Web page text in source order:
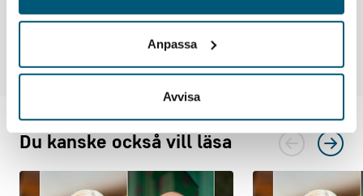
Anpassa
Avvisa
Du kanske också vill läsa